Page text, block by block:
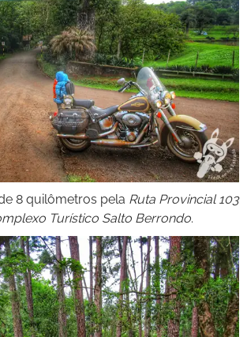
8 quilômetros pela Ruta Provincial 103
Turístico Salto Berrondo.